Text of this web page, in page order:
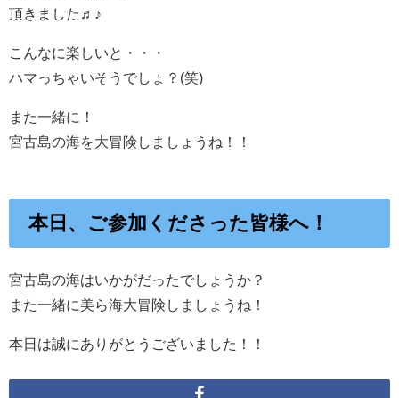
頂きました♬♪
こんなに楽しいと・・・
ハマっちゃいそうでしょ？(笑)
また一緒に！
宮古島の海を大冒険しましょうね！！
本日、ご参加くださった皆様へ！
宮古島の海はいかがだったでしょうか？
また一緒に美ら海大冒険しましょうね！
本日は誠にありがとうございました！！